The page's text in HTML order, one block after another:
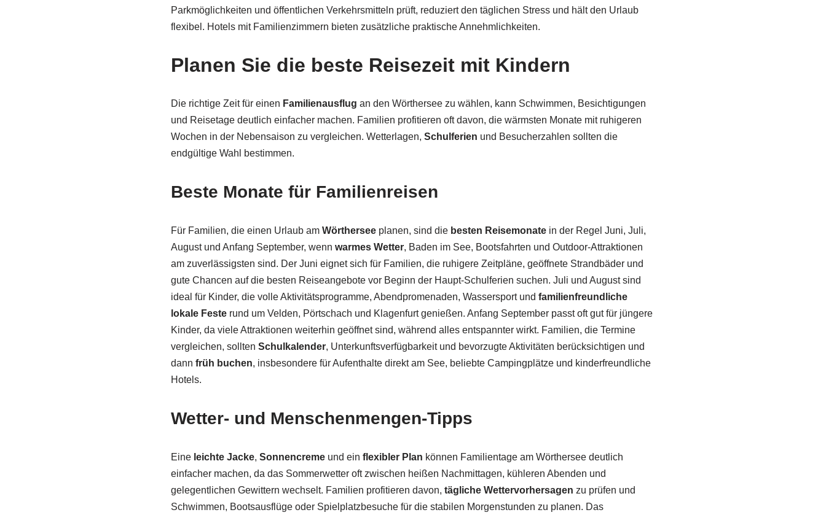
Parkmöglichkeiten und öffentlichen Verkehrsmitteln prüft, reduziert den täglichen Stress und hält den Urlaub
flexibel. Hotels mit Familienzimmern bieten zusätzliche praktische Annehmlichkeiten.
Planen Sie die beste Reisezeit mit Kindern
Die richtige Zeit für einen Familienausflug an den Wörthersee zu wählen, kann Schwimmen, Besichtigungen
und Reisetage deutlich einfacher machen. Familien profitieren oft davon, die wärmsten Monate mit ruhigeren
Wochen in der Nebensaison zu vergleichen. Wetterlagen, Schulferien und Besucherzahlen sollten die
endgültige Wahl bestimmen.
Beste Monate für Familienreisen
Für Familien, die einen Urlaub am Wörtherseeplanen, sind die besten Reisemonatein der Regel Juni, Juli,
August und Anfang September, wenn warmes Wetter, Baden im See, Bootsfahrten und Outdoor-Attraktionen
am zuverlässigsten sind. Der Juni eignet sich für Familien, die ruhigere Zeitpläne, geöffnete Strandbäder und
gute Chancen auf die besten Reiseangebote vor Beginn der Haupt-Schulferien suchen. Juli und August sind
ideal für Kinder, die volle Aktivitätsprogramme, Abendpromenaden, Wassersport und familienfreundliche
lokale Festerund um Velden, Pörtschach und Klagenfurt genießen. Anfang September passt oft gut für jüngere
Kinder, da viele Attraktionen weiterhin geöffnet sind, während alles entspannter wirkt. Familien, die Termine
vergleichen, sollten Schulkalender, Unterkunftsverfügbarkeit und bevorzugte Aktivitäten berücksichtigen und
dann früh buchen, insbesondere für Aufenthalte direkt am See, beliebte Campingplätze und kinderfreundliche
Hotels.
Wetter- und Menschenmengen-Tipps
Eine leichte Jacke, Sonnencremeund ein flexibler Plan können Familientage am Wörthersee deutlich
einfacher machen, da das Sommerwetter oft zwischen heißen Nachmittagen, kühleren Abenden und
gelegentlichen Gewittern wechselt. Familien profitieren davon, tägliche Wettervorhersagen zu prüfen und
Schwimmen, Bootsausflüge oder Spielplatzbesuche für die stabilen Morgenstunden zu planen. Das